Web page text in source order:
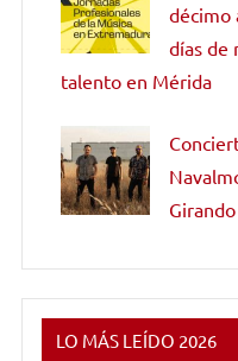
décimo
días de
talento en Mérida
LO MÁS LEÍDO 2026